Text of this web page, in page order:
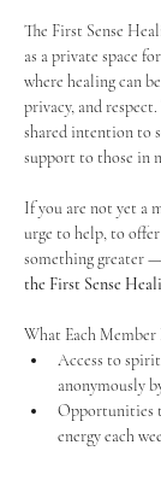
The First Sense
as a private space
where healing can
privacy, and
shared intention to
support to those in
If you are not yet a
urge to help, to
something greater
the First Sense
What Each Member
Access to
anonymously
Opportunities
energy each